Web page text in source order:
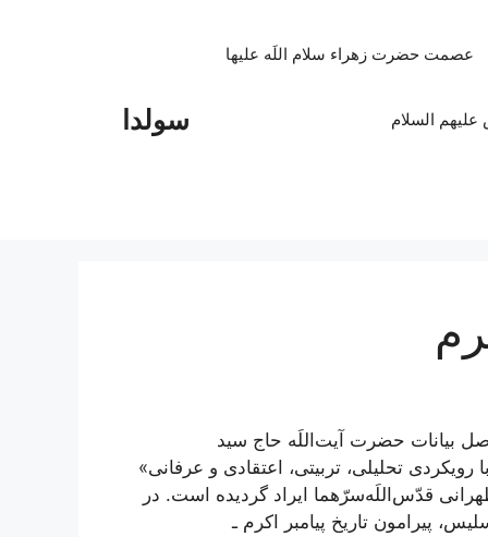
سولدا
عصمت حضرت زهراء سلام اللَه علیها
السلام
بیانات حضرت آیت‌اللَه حاج سید
تحلیلی، تربیتی، اعتقادی و عرفانی»
قدّس‌اللَه‌سرّهما ایراد گردیده است. در
پیرامون تاریخ پیامبر اکرم ـ